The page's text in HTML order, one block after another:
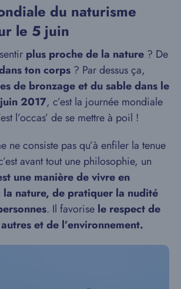
du naturisme
le 5 juin
plus proche de la nature ? De
ton corps ? Par dessus ça,
de bronzage et du sable dans le
2017, c’est la journée mondiale
l’occas’ de se mettre à poil !
ne consiste pas qu’à enfiler la tenue
avant tout une philosophie, un
une manière de vivre en
la nature, de pratiquer la nudité
. Il favorise le respect de
et de l’environnement.